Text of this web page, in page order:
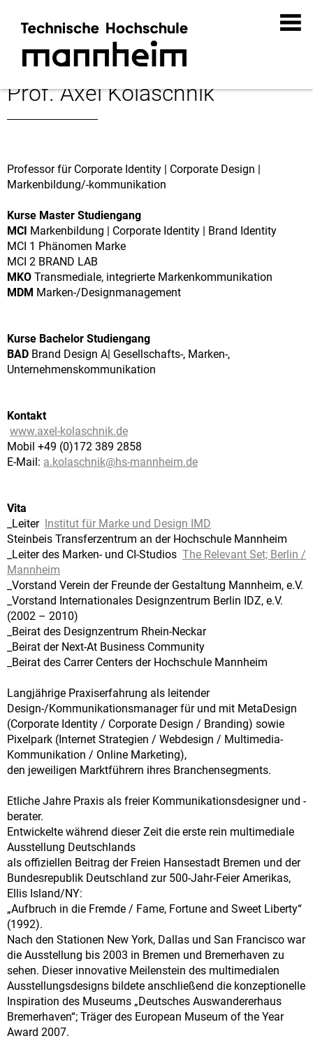
Prof. Axel Kolaschnik
Professor für Corporate Identity | Corporate Design |
Markenbildung/-kommunikation
Kurse Master Studiengang
MCI Markenbildung | Corporate Identity | Brand Identity
MCI 1 Phänomen Marke
MCI 2 BRAND LAB
MKO Transmediale, integrierte Markenkommunikation
MDM Marken-/Designmanagement
Kurse Bachelor Studiengang
BAD Brand Design A| Gesellschafts-, Marken-,
Unternehmenskommunikation
Kontakt
www.axel-kolaschnik.de
Mobil +49 (0)172 389 2858
E-Mail: a.kolaschnik@hs-mannheim.de
Vita
_Leiter
Institut für Marke und Design IMD
Steinbeis Transferzentrum an der Hochschule Mannheim
_Leiter des Marken- und CI-Studios The Relevant Set; Berlin /
Mannheim
_Vorstand Verein der Freunde der Gestaltung Mannheim, e.V.
_Vorstand Internationales Designzentrum Berlin IDZ, e.V.
(2002 – 2010)
_Beirat des Designzentrum Rhein-Neckar
_Beirat der Next-At Business Community
_Beirat des Carrer Centers der Hochschule Mannheim
Langjährige Praxiserfahrung als leitender
Design-/Kommunikationsmanager für und mit MetaDesign
(Corporate Identity / Corporate Design / Branding) sowie
Pixelpark (Internet Strategien / Webdesign / Multimedia-
Kommunikation / Online Marketing),
den jeweiligen Marktführern ihres Branchensegments.
Etliche Jahre Praxis als freier Kommunikationsdesigner und -
berater.
Entwickelte während dieser Zeit die erste rein multimediale
Ausstellung Deutschlands
als offiziellen Beitrag der Freien Hansestadt Bremen und der
Bundesrepublik Deutschland zur 500-Jahr-Feier Amerikas,
Ellis Island/NY:
„Aufbruch in die Fremde / Fame, Fortune and Sweet Liberty“
(1992).
Nach den Stationen New York, Dallas und San Francisco war
die Ausstellung bis 2003 in Bremen und Bremerhaven zu
sehen. Dieser innovative Meilenstein des multimedialen
Ausstellungsdesigns bildete anschließend die konzeptionelle
Inspiration des Museums „Deutsches Auswandererhaus
Bremerhaven“; Träger des European Museum of the Year
Award 2007.